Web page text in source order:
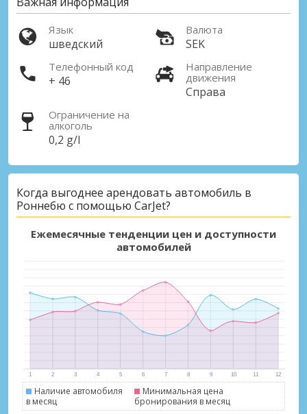
Язык
шведский
Валюта
SEK
Телефонный код
+ 46
Направление
движения
Справа
Ограничение на
алкоголь
0,2 g/l
Когда выгоднее арендовать автомобиль в
Роннебю с помощью CarJet?
Ежемесячные тенденции цен и доступности
автомобилей
Наличие автомобиля
в месяц
Минимальная цена
бронирования в месяц